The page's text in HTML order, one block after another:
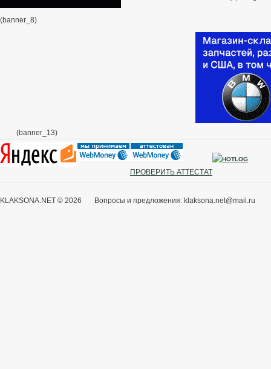
(banner_8)
(banner_13)
ПРОВЕРИТЬ АТТЕСТАТ
KLAKSONA.NET © 2026 Вопросы и предложения: klaksona.net@mail.ru